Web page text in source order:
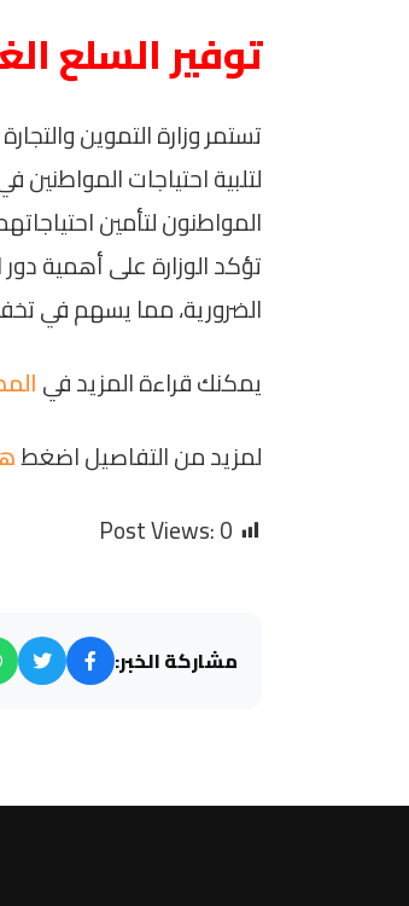
توفير السلع
تستمر وزارة التموين
لتلبية احتياجات
المواطنون لتأمين
تؤكد الوزارة على أهمية
الضرورية، مما يسهم في
يمكنك قراءة المزيد في
لمزيد من التفاصيل اضغط
Post Views:0
مشاركة الخبر: